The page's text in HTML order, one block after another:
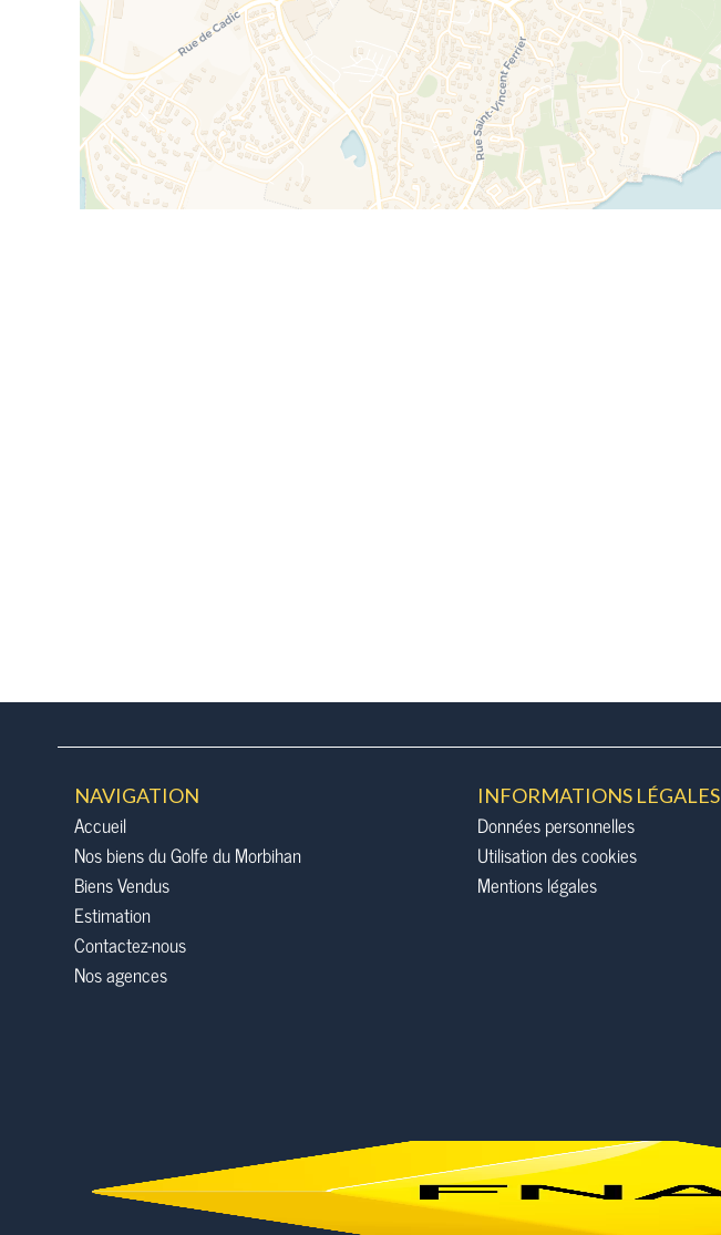
NAVIGATION
Accueil
Nos biens du Golfe du Morbihan
Biens Vendus
Estimation
Contactez-nous
Nos agences
INFORMATIONS LÉGALES
Données personnelles
Utilisation des cookies
Mentions légales